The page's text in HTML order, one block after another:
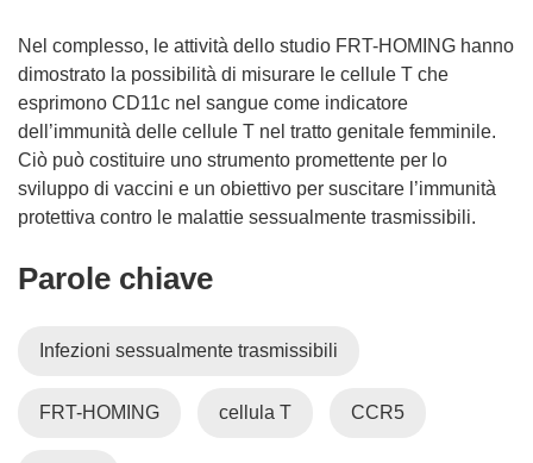
Nel complesso, le attività dello studio FRT-HOMING hanno
dimostrato la possibilità di misurare le cellule T che
esprimono CD11c nel sangue come indicatore
dell’immunità delle cellule T nel tratto genitale femminile.
Ciò può costituire uno strumento promettente per lo
sviluppo di vaccini e un obiettivo per suscitare l’immunità
protettiva contro le malattie sessualmente trasmissibili.
Parole chiave
Infezioni sessualmente trasmissibili
FRT-HOMING cellula T CCR5